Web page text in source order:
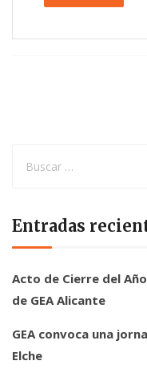
Entradas
Acto de Cierre del
de GEA Alicante
GEA convoca una
Elche